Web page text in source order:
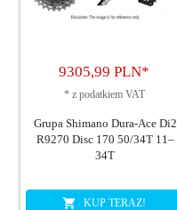
9305,99 PLN*
* z podatkiem VAT
Grupa Shimano Dura-Ace Di2
R9270 Disc 170 50/34T 11–
34T
KUP TERAZ!